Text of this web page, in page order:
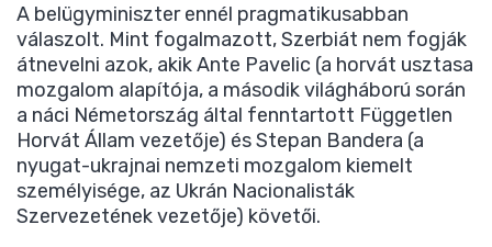
A belügyminiszter ennél pragmatikusabban
válaszolt. Mint fogalmazott, Szerbiát nem fogják
átnevelni azok, akik Ante Pavelic (a horvát usztasa
mozgalom alapítója, a második világháború során
a náci Németország által fenntartott Független
Horvát Állam vezetője) és Stepan Bandera (a
nyugat-ukrajnai nemzeti mozgalom kiemelt
személyisége, az Ukrán Nacionalisták
Szervezetének vezetője) követői.